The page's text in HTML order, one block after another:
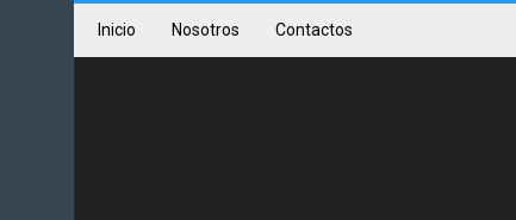
Inicio Nosotros Contactos